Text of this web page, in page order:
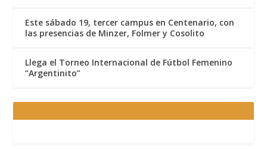
Este sábado 19, tercer campus en Centenario, con
las presencias de Minzer, Folmer y Cosolito
Llega el Torneo Internacional de Fútbol Femenino
“Argentinito”